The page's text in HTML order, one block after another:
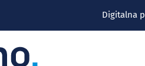
Digitalna